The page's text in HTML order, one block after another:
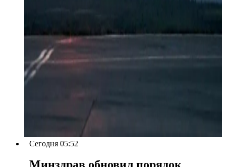
Сегодня 05:52